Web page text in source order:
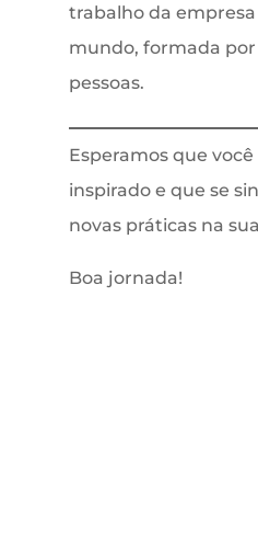
trabalho da
mundo, formada
pessoas.
Esperamos que você
inspirado e que se
novas práticas na
Boa jornada!